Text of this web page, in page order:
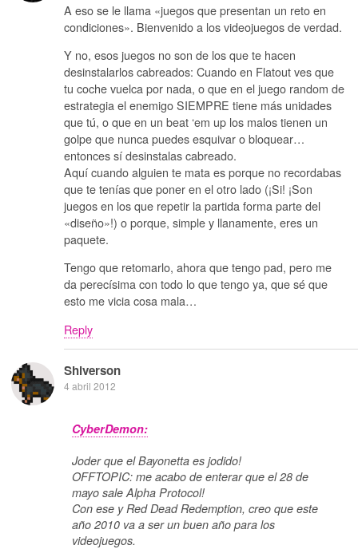
A eso se le llama «juegos que presentan un reto en
condiciones». Bienvenido a los videojuegos de verdad.
Y no, esos juegos no son de los que te hacen
desinstalarlos cabreados: Cuando en Flatout ves que
tu coche vuelca por nada, o que en el juego random de
estrategia el enemigo SIEMPRE tiene más unidades
que tú, o que en un beat ‘em up los malos tienen un
golpe que nunca puedes esquivar o bloquear…
entonces sí desinstalas cabreado.
Aquí cuando alguien te mata es porque no recordabas
que te tenías que poner en el otro lado (¡Si! ¡Son
juegos en los que repetir la partida forma parte del
«diseño»!) o porque, simple y llanamente, eres un
paquete.
Tengo que retomarlo, ahora que tengo pad, pero me
da perecísima con todo lo que tengo ya, que sé que
esto me vicia cosa mala…
Reply
Shiverson
4 abril 2012
CyberDemon:
Joder que el Bayonetta es jodido!
OFFTOPIC: me acabo de enterar que el 28 de
mayo sale Alpha Protocol!
Con ese y Red Dead Redemption, creo que este
año 2010 va a ser un buen año para los
videojuegos.